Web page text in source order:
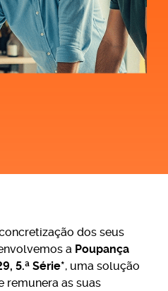
dos seus
a Poupança
5.ª Série*, uma solução
remunera as suas